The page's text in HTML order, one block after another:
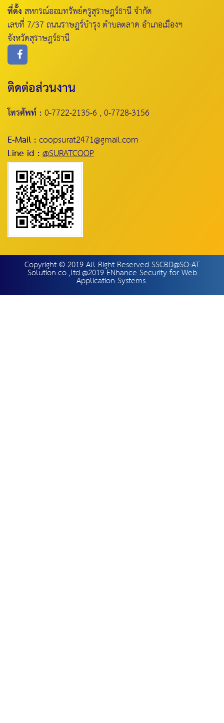
ที่ตั้งสหกรณ์ออมทรัพย์ครูสุราษฎร์ธานี จำกัด
เลขที่ 7/37 ถนนราษฎร์บำรุง ตำบลตลาด อำเภอเมืองฯ
จังหวัดสุราษฎร์ธานี
ติดต่อส่วนงาน
โทรศัพท์ :0-7722-2135-6 , 0-7728-3156
E-Mail :coopsurat2471@gmail.com
Line id :@SURATCOOP
Copyright © 2019 All Right Reserved SSCBD@SO-AT
Solution.co.,ltd.@2019 ENhance Security for Web
Application Systems.